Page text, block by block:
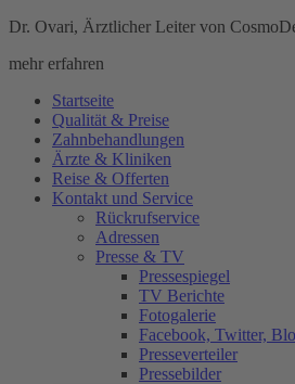
Dr. Ovari, Ärztlicher Leiter von
mehr erfahren
Startseite
Qualität & Preise
Zahnbehandlungen
Ärzte & Kliniken
Reise & Offerten
Kontakt und Service
Rückrufservice
Adressen
Presse & TV
Pressespiegel
TV Berichte
Fotogalerie
Facebook, Twitter,
Presseverteiler
Pressebilder